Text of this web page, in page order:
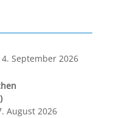
September 2026
August 2026